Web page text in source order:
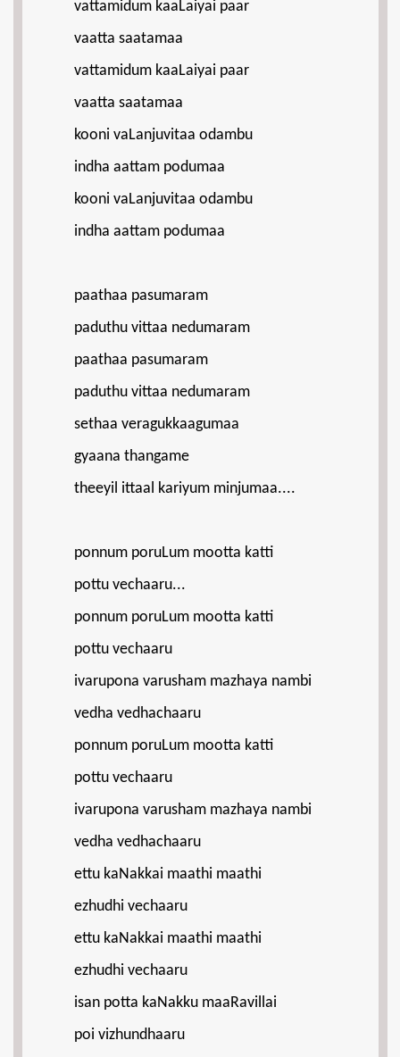
vattamidum kaaLaiyai paar
vaatta saatamaa
vattamidum kaaLaiyai paar
vaatta saatamaa
kooni vaLanjuvitaa odambu
indha aattam podumaa
kooni vaLanjuvitaa odambu
indha aattam podumaa
paathaa pasumaram
paduthu vittaa nedumaram
paathaa pasumaram
paduthu vittaa nedumaram
sethaa veragukkaagumaa
gyaana thangame
theeyil ittaal kariyum minjumaa....
ponnum poruLum mootta katti
pottu vechaaru...
ponnum poruLum mootta katti
pottu vechaaru
ivarupona varusham mazhaya nambi
vedha vedhachaaru
ponnum poruLum mootta katti
pottu vechaaru
ivarupona varusham mazhaya nambi
vedha vedhachaaru
ettu kaNakkai maathi maathi
ezhudhi vechaaru
ettu kaNakkai maathi maathi
ezhudhi vechaaru
isan potta kaNakku maaRavillai
poi vizhundhaaru